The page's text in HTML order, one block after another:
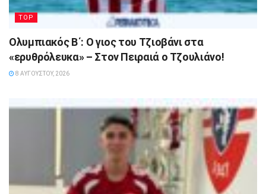
TOP
Ολυμπιακός Β΄: Ο γιος του Τζιοβάνι στα
«ερυθρόλευκα» – Στον Πειραιά ο Τζουλιάνο!
8 ΑΥΓΟΎΣΤΟΥ, 2026